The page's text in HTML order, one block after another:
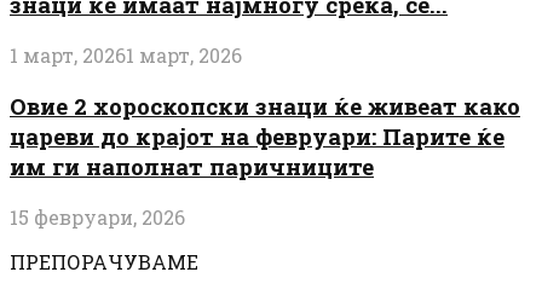
1 март, 20261 март, 2026
Овие 2 хороскопски знаци ќе живеат како
цареви до крајот на февруари: Парите ќе
им ги наполнат паричниците
15 февруари, 2026
ПРЕПОРАЧУВАМЕ